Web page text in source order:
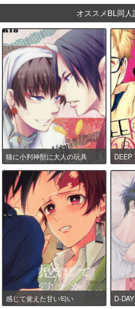
オススメBL同人
猫に小判神獣に大人の玩具 DEEP
感じて覚えた甘い匂い D-DAY